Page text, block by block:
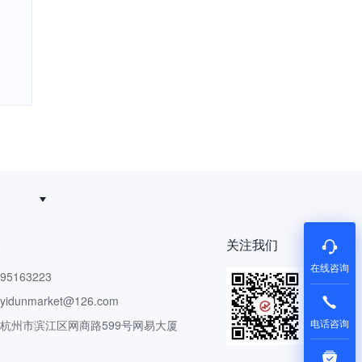
州市滨江区网商路599号网易大厦
关注我们
在线咨询
电话咨询